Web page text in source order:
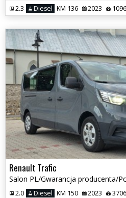
2.3 Diesel KM 136 2023
Renault Trafic
2.0 Diesel KM 150 2023